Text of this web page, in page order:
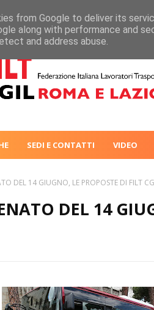
SEDI E CONTATTI VIDEO
DEL 14 GIUGNO, LE PROPOSTE DI FILT
DEL 14
from Google to deliver its
along with performance and
and address abuse.